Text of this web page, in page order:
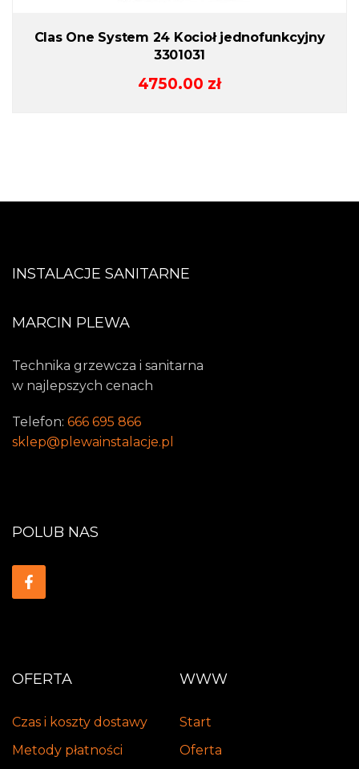
Clas One System 24 Kocioł jednofunkcyjny
3301031
4750.00 zł
INSTALACJE SANITARNE
MARCIN PLEWA
Technika grzewcza i sanitarna
w najlepszych cenach
Telefon: 666 695 866
sklep@plewainstalacje.pl
OFERTA
Czas i koszty dostawy
Metody płatności
WWW
Start
Oferta
POLUB NAS